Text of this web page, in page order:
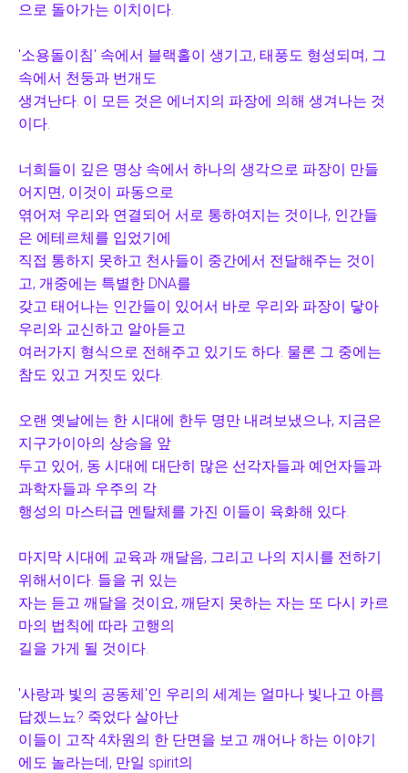
으로 돌아가는 이치이다.
'소용돌이침' 속에서 블랙홀이 생기고, 태풍도 형성되며, 그
속에서 천둥과 번개도
생겨난다. 이 모든 것은 에너지의 파장에 의해 생겨나는 것
이다.
너희들이 깊은 명상 속에서 하나의 생각으로 파장이 만들
어지면, 이것이 파동으로
엮어져 우리와 연결되어 서로 통하여지는 것이나, 인간들
은 에테르체를 입었기에
직접 통하지 못하고 천사들이 중간에서 전달해주는 것이
고, 개중에는 특별한 DNA를
갖고 태어나는 인간들이 있어서 바로 우리와 파장이 닿아
우리와 교신하고 알아듣고
여러가지 형식으로 전해주고 있기도 하다. 물론 그 중에는
참도 있고 거짓도 있다.
오랜 옛날에는 한 시대에 한두 명만 내려보냈으나, 지금은
지구가이아의 상승을 앞
두고 있어, 동 시대에 대단히 많은 선각자들과 예언자들과
과학자들과 우주의 각
행성의 마스터급 멘탈체를 가진 이들이 육화해 있다.
마지막 시대에 교육과 깨달음, 그리고 나의 지시를 전하기
위해서이다. 들을 귀 있는
자는 듣고 깨달을 것이요, 깨닫지 못하는 자는 또 다시 카르
마의 법칙에 따라 고행의
길을 가게 될 것이다.
'사랑과 빛의 공동체'인 우리의 세계는 얼마나 빛나고 아름
답겠느뇨? 죽었다 살아난
이들이 고작 4차원의 한 단면을 보고 깨어나 하는 이야기
에도 놀라는데, 만일 spirit의